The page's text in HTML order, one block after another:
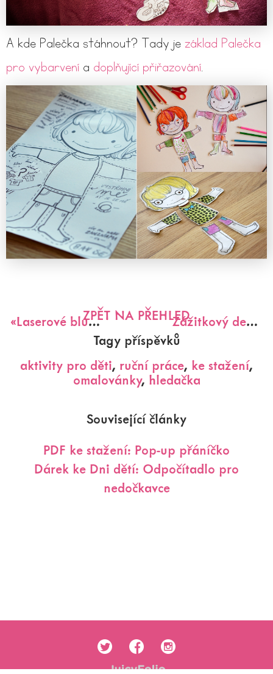
A kde Palečka stáhnout? Tady je základ Palečka
pro vybarvení a doplňující přiřazování.
«Laserové bludiště Zážitkový deníček
ZPĚT NA PŘEHLED
Tagy příspěvků
aktivity pro děti, ruční práce, ke stažení,
omalovánky, hledačka
Související články
PDF ke stažení: Pop-up přáníčko
Dárek ke Dni dětí: Odpočítadlo pro
nedočkavce